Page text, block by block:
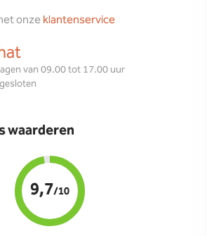
onzeklantenservice
van 09.00 tot 17.00 uur
waarderen
9,7/10